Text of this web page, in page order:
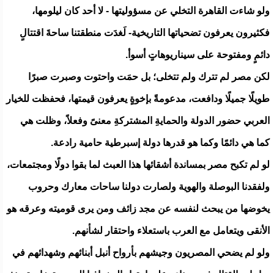
ولو شاءت القاهرة التخلي عن مسؤوليتها - لا أحد كان ليلومها،
فكثيرون يعرفون تضحياتها التاريخية- لَغدَت منطقتنا ساحةَ اقتتالٍ
دائمٍ ومفتوحة على سيناريوهاتٍ أسوأ.
لكن مصر لم تترك ولم تتخلى؛ بل حمَت واحتوت وصبرت صبرًا
طويلًا جميلًا ودافعت، مدعومةً بإخوةٍ يعرفون قيمتها، فحفظت للخيار
العربي حضور الدولة والحمايةِ المشتركةِ معنىً وفعلاً، وظلت هي
كما هي دائمًا وكما هو قدرها دولة إسبرطية حامية رادعة.
لو لم تكبح مصر بمساندة أشقائها هذا العبث لما بقوا دولًا ومجتمعات،
ولفقدنا البوصلة والهوية ولصارت دولنا ساحات معارك وحروب
يخوضها من يبحث لنفسه عن مجد زائف ومن يرى قوميته وعرقه هو
الأنقى ويتعامل مع العرب باستعلاء واحتقار لشأنهم.
ولو لم يضحي المصريون وجيشهم بأرواح أنبل أبنائهم وشهدائهم في